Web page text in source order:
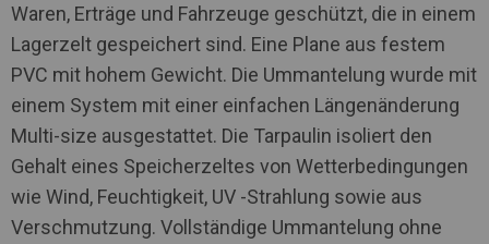
Waren, Erträge und Fahrzeuge geschützt, die in einem
Lagerzelt gespeichert sind. Eine Plane aus festem
PVC mit hohem Gewicht. Die Ummantelung wurde mit
einem System mit einer einfachen Längenänderung
Multi-size ausgestattet. Die Tarpaulin isoliert den
Gehalt eines Speicherzeltes von Wetterbedingungen
wie Wind, Feuchtigkeit, UV -Strahlung sowie aus
Verschmutzung. Vollständige Ummantelung ohne